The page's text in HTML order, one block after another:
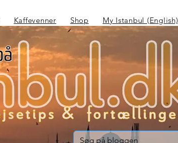
Kaffevenner Shop My Istanbul (English)